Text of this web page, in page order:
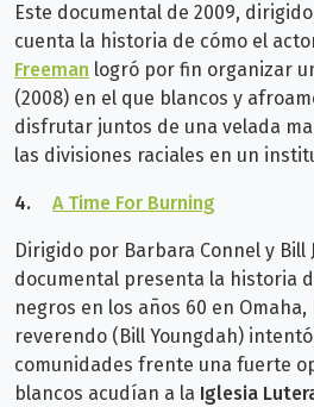
Este documental de 2009,
cuenta la historia de cómo el
Freeman logró por fin organizar
(2008) en el que blancos y
disfrutar juntos de una velada
las divisiones raciales en un
4. A Time For Burning
Dirigido por Barbara Connel y Bill
documental presenta la historia
negros en los años 60 en
reverendo (Bill Youngdah)
comunidades frente una fuerte
blancos acudían a la Iglesia